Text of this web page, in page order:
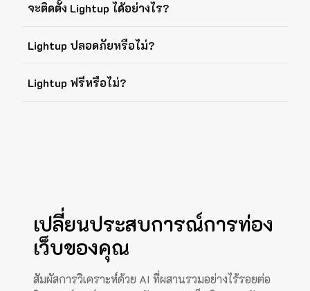
จะติดตั้ง Lightup ได้อย่างไร?
Lightup ปลอดภัยหรือไม่?
Lightup ฟรีหรือไม่?
เปลี่ยนประสบการณ์การท่อง
เว็บของคุณ
สัมผัสการวิเคราะห์ด้วย AI ที่ผสานรวมอย่างไร้รอยต่อ